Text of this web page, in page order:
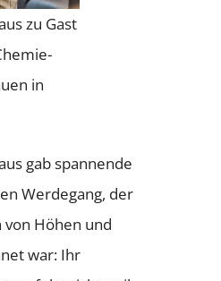
zu Gast
in
gab spannende
Werdegang, der
von Höhen und
war: Ihr